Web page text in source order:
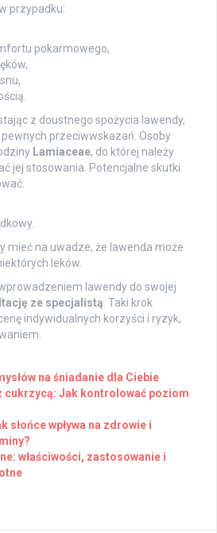
przypadku:
pokarmowego,
z doustnego spożycia lawendy,
przeciwwskazań. Osoby
Lamiaceae, do której należy
jej stosowania. Potencjalne skutki
mieć na uwadze, że lawenda może
leków.
lawendy do swojej
ze specjalistą . Taki krok
indywidualnych korzyści i ryzyk,
na śniadanie dla Ciebie
cukrzycą: Jak kontrolować poziom
słońce wpływa na zdrowie i
właściwości, zastosowanie i